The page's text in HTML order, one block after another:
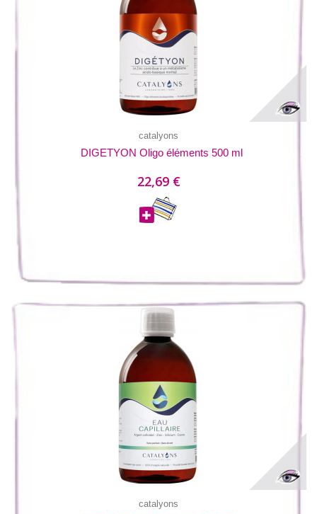
catalyons
DIGETYON Oligo éléments 500 ml
22,69 €
catalyons